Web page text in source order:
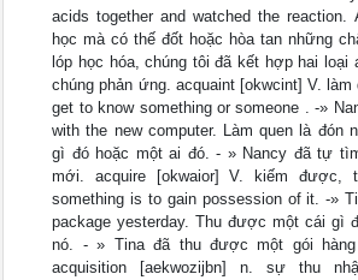
acids together and watched the
học mà có thế đốt hoặc hòa tan những
lóp học hóa, chúng tôi đã kết hợp hai
chúng phản ứng. acquaint [okwcint] V. làm
get to know something or someone . -»
with the new computer. Làm quen là đón
gì đó hoặc một ai đó. - » Nancy đã tự
mới. acquire [okwaior] V. kiếm được,
something is to gain possession of it. -»
package yesterday. Thu được một cái gì
nó. - » Tina đã thu được một gói
acquisition [aekwozijbn] n. sự thu